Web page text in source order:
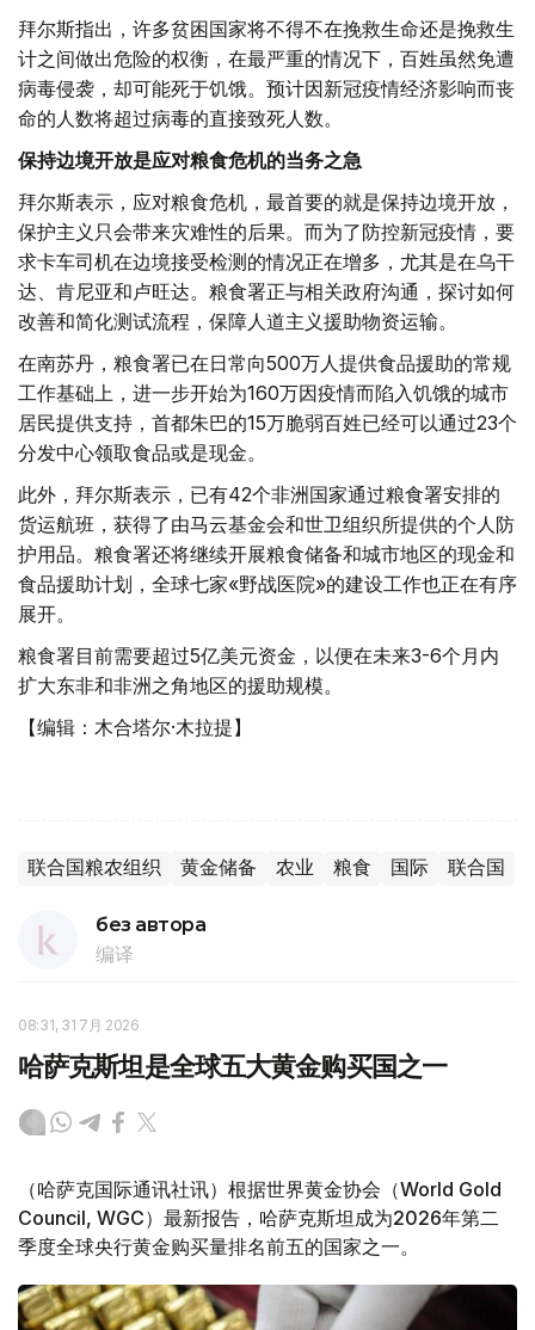
拜尔斯指出，许多贫困国家将不得不在挽救生命还是挽救生
计之间做出危险的权衡，在最严重的情况下，百姓虽然免遭
病毒侵袭，却可能死于饥饿。预计因新冠疫情经济影响而丧
命的人数将超过病毒的直接致死人数。
保持边境开放是应对粮食危机的当务之急
拜尔斯表示，应对粮食危机，最首要的就是保持边境开放，
保护主义只会带来灾难性的后果。而为了防控新冠疫情，要
求卡车司机在边境接受检测的情况正在增多，尤其是在乌干
达、肯尼亚和卢旺达。粮食署正与相关政府沟通，探讨如何
改善和简化测试流程，保障人道主义援助物资运输。
在南苏丹，粮食署已在日常向500万人提供食品援助的常规
工作基础上，进一步开始为160万因疫情而陷入饥饿的城市
居民提供支持，首都朱巴的15万脆弱百姓已经可以通过23个
分发中心领取食品或是现金。
此外，拜尔斯表示，已有42个非洲国家通过粮食署安排的
货运航班，获得了由马云基金会和世卫组织所提供的个人防
护用品。粮食署还将继续开展粮食储备和城市地区的现金和
食品援助计划，全球七家«野战医院»的建设工作也正在有序
展开。
粮食署目前需要超过5亿美元资金，以便在未来3-6个月内
扩大东非和非洲之角地区的援助规模。
【编辑：木合塔尔·木拉提】
联合国粮农组织 黄金储备 农业 粮食 国际 联合国
без автора
编译
08:31, 31 7月 2026
哈萨克斯坦是全球五大黄金购买国之一
（哈萨克国际通讯社讯）根据世界黄金协会（World Gold
Council, WGC）最新报告，哈萨克斯坦成为2026年第二
季度全球央行黄金购买量排名前五的国家之一。